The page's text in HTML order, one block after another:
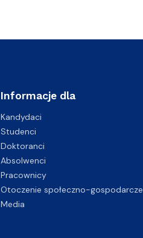
Informacje dla
Kandydaci
Studenci
Doktoranci
Absolwenci
Pracownicy
Otoczenie społeczno-gospodarcze
Media